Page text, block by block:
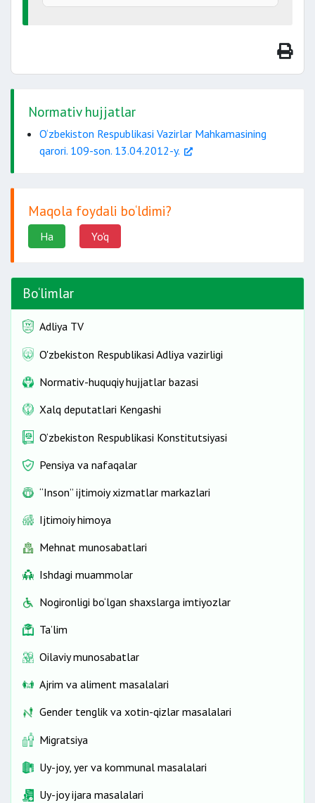
Normativ hujjatlar
O‘zbekiston Respublikasi Vazirlar Mahkamasining
qarori. 109-son. 13.04.2012-y.
Maqola foydali bo‘ldimi?
Ha Yo'q
Bo‘limlar
Adliya TV
O'zbekiston Respublikasi Adliya vazirligi
Normativ-huquqiy hujjatlar bazasi
Xalq deputatlari Kengashi
O‘zbekiston Respublikasi Konstitutsiyasi
Pensiya va nafaqalar
“Inson” ijtimoiy xizmatlar markazlari
Ijtimoiy himoya
Mehnat munosabatlari
Ishdagi muammolar
Nogironligi bo‘lgan shaxslarga imtiyozlar
Ta’lim
Oilaviy munosabatlar
Ajrim va aliment masalalari
Gender tenglik va xotin-qizlar masalalari
Migratsiya
Uy-joy, yer va kommunal masalalari
Uy-joy ijara masalalari